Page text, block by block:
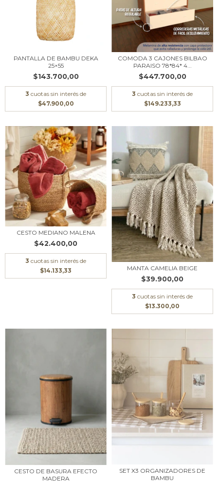
PANTALLA DE BAMBU DEKA
25×55
$143.700,00
3 cuotas sin interés de
$47.900,00
COMODA 3 CAJONES BILBAO
PARAISO 78*84* 4...
$447.700,00
3 cuotas sin interés de
$149.233,33
CESTO MEDIANO MALENA
$42.400,00
3 cuotas sin interés de
$14.133,33
MANTA CAMELIA BEIGE
$39.900,00
3 cuotas sin interés de
$13.300,00
CESTO DE BASURA EFECTO
MADERA
SET X3 ORGANIZADORES DE
BAMBU